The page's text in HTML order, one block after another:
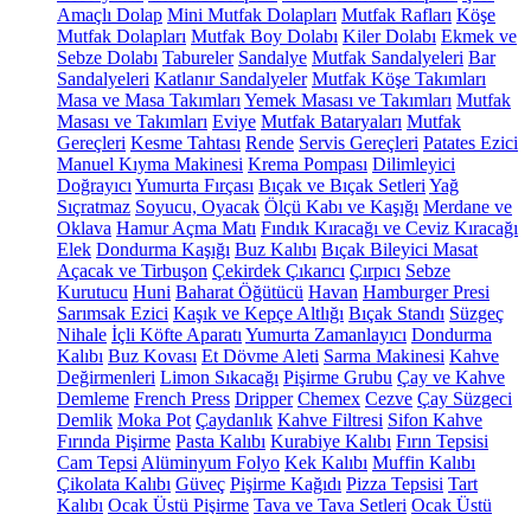
Amaçlı Dolap Mini Mutfak Dolapları Mutfak Rafları Köşe
Mutfak Dolapları Mutfak Boy Dolabı Kiler Dolabı Ekmek ve
Sebze Dolabı Tabureler Sandalye Mutfak Sandalyeleri Bar
Sandalyeleri Katlanır Sandalyeler Mutfak Köşe Takımları
Masa ve Masa Takımları Yemek Masası ve Takımları Mutfak
Masası ve Takımları Eviye Mutfak Bataryaları Mutfak
Gereçleri Kesme Tahtası Rende Servis Gereçleri Patates Ezici
Manuel Kıyma Makinesi Krema Pompası Dilimleyici
Doğrayıcı Yumurta Fırçası Bıçak ve Bıçak Setleri Yağ
Sıçratmaz Soyucu, Oyacak Ölçü Kabı ve Kaşığı Merdane ve
Oklava Hamur Açma Matı Fındık Kıracağı ve Ceviz Kıracağı
Elek Dondurma Kaşığı Buz Kalıbı Bıçak Bileyici Masat
Açacak ve Tirbuşon Çekirdek Çıkarıcı Çırpıcı Sebze
Kurutucu Huni Baharat Öğütücü Havan Hamburger Presi
Sarımsak Ezici Kaşık ve Kepçe Altlığı Bıçak Standı Süzgeç
Nihale İçli Köfte Aparatı Yumurta Zamanlayıcı Dondurma
Kalıbı Buz Kovası Et Dövme Aleti Sarma Makinesi Kahve
Değirmenleri Limon Sıkacağı Pişirme Grubu Çay ve Kahve
Demleme French Press Dripper Chemex Cezve Çay Süzgeci
Demlik Moka Pot Çaydanlık Kahve Filtresi Sifon Kahve
Fırında Pişirme Pasta Kalıbı Kurabiye Kalıbı Fırın Tepsisi
Cam Tepsi Alüminyum Folyo Kek Kalıbı Muffin Kalıbı
Çikolata Kalıbı Güveç Pişirme Kağıdı Pizza Tepsisi Tart
Kalıbı Ocak Üstü Pişirme Tava ve Tava Setleri Ocak Üstü